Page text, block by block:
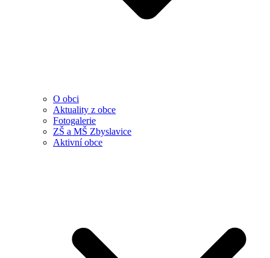
O obci
Aktuality z obce
Fotogalerie
ZŠ a MŠ Zbyslavice
Aktivní obce